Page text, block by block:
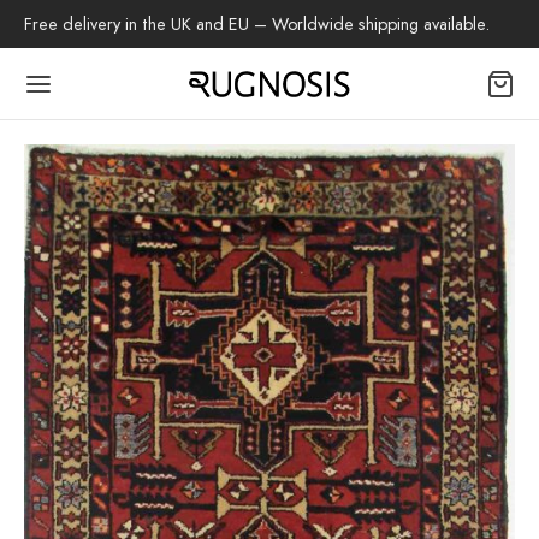
Free delivery in the UK and EU – Worldwide shipping available.
Back
Tapijt
Tapijt